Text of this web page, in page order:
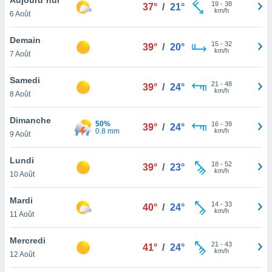
et
»,
au
vous
qu'ils
ou
le
ainsi
un
la
du
6 Août
37° / 21° 19- 38
km/h
Demain
7 Août
39° / 20° 15- 32
km/h
Samedi
8 Août
39° / 24° 21 - 48
km/h
Dimanche
9 Août
50%
0.8 mm
39° / 24° 16- 39
km/h
Lundi
10 Août
39° / 23° 18- 52
km/h
Mardi
11 Août
40° / 24° 14- 33
km/h
Mercredi
12 Août
41° / 24° 21 - 43
km/h